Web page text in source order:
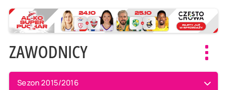
ZAWODNICY
Sezon 2015/2016